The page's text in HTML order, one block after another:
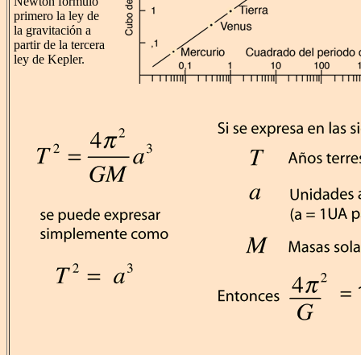
primero la ley de
la gravitación a
partir de la tercera
ley de Kepler.